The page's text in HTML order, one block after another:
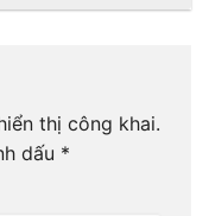
thị công khai.
dấu *